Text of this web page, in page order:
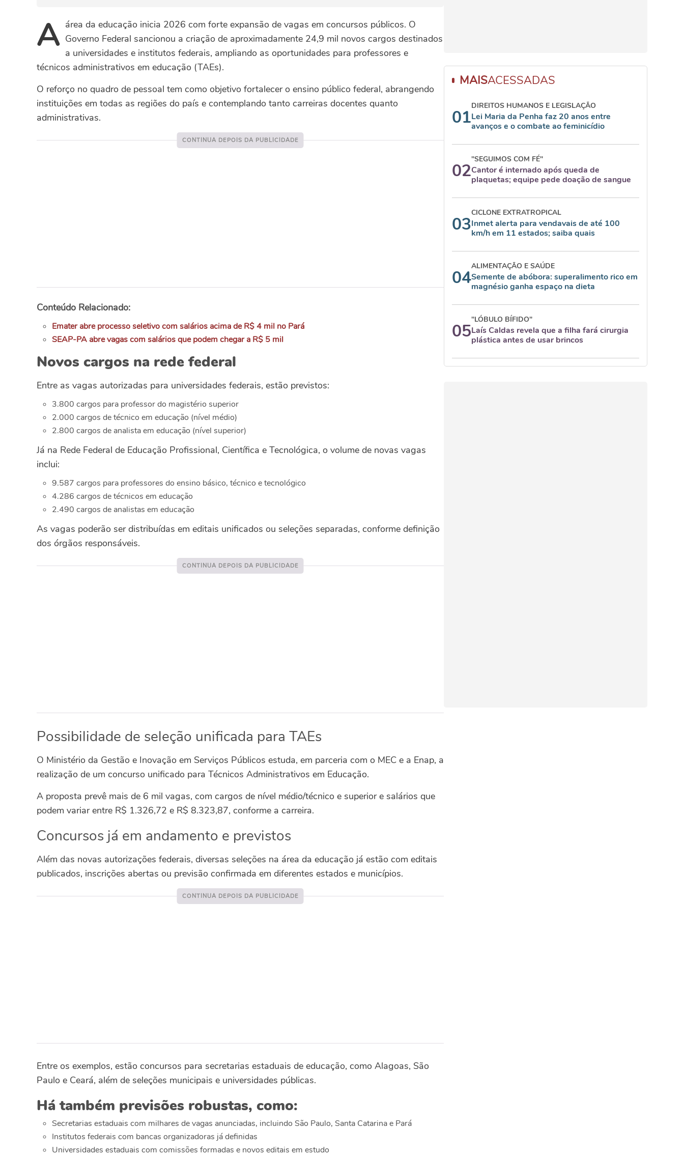
A área da educação inicia 2026 com forte expansão de vagas em concursos públicos. O
Governo Federal sancionou a criação de aproximadamente 24,9 mil novos cargos destinados
a universidades e institutos federais, ampliando as oportunidades para professores e
técnicos administrativos em educação (TAEs).
O reforço no quadro de pessoal tem como objetivo fortalecer o ensino público federal, abrangendo
instituições em todas as regiões do país e contemplando tanto carreiras docentes quanto
administrativas.
Conteúdo Relacionado:
Emater abre processo seletivo com salários acima de R$ 4 mil no Pará
SEAP-PA abre vagas com salários que podem chegar a R$ 5 mil
Novos cargos na rede federal
Entre as vagas autorizadas para universidades federais, estão previstos:
3.800 cargos para professor do magistério superior
2.000 cargos de técnico em educação (nível médio)
2.800 cargos de analista em educação (nível superior)
Já na Rede Federal de Educação Profissional, Científica e Tecnológica, o volume de novas vagas
inclui:
9.587 cargos para professores do ensino básico, técnico e tecnológico
4.286 cargos de técnicos em educação
2.490 cargos de analistas em educação
As vagas poderão ser distribuídas em editais unificados ou seleções separadas, conforme definição
dos órgãos responsáveis.
Possibilidade de seleção unificada para TAEs
O Ministério da Gestão e Inovação em Serviços Públicos estuda, em parceria com o MEC e a Enap, a
realização de um concurso unificado para Técnicos Administrativos em Educação.
A proposta prevê mais de 6 mil vagas, com cargos de nível médio/técnico e superior e salários que
podem variar entre R$ 1.326,72 e R$ 8.323,87, conforme a carreira.
Concursos já em andamento e previstos
Além das novas autorizações federais, diversas seleções na área da educação já estão com editais
publicados, inscrições abertas ou previsão confirmada em diferentes estados e municípios.
Entre os exemplos, estão concursos para secretarias estaduais de educação, como Alagoas, São
Paulo e Ceará, além de seleções municipais e universidades públicas.
Há também previsões robustas, como:
Secretarias estaduais com milhares de vagas anunciadas, incluindo São Paulo, Santa Catarina e Pará
Institutos federais com bancas organizadoras já definidas
Universidades estaduais com comissões formadas e novos editais em estudo
MAISACESSADAS
01
DIREITOS HUMANOS E LEGISLAÇÃO
Lei Maria da Penha faz 20 anos entre
avanços e o combate ao feminicídio
02
"SEGUIMOS COM FÉ"
Cantor é internado após queda de
plaquetas; equipe pede doação de sangue
03
CICLONE EXTRATROPICAL
Inmet alerta para vendavais de até 100
km/h em 11 estados; saiba quais
04
ALIMENTAÇÃO E SAÚDE
Semente de abóbora: superalimento rico em
magnésio ganha espaço na dieta
05
"LÓBULO BÍFIDO"
Laís Caldas revela que a filha fará cirurgia
plástica antes de usar brincos